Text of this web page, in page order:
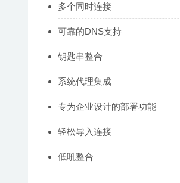
多个同时连接
可靠的DNS支持
钥匙串整合
系统代理集成
专为企业设计的部署功能
轻松导入连接
低吼整合